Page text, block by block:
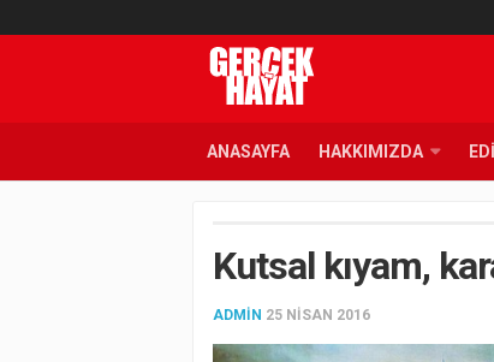
ANASAYFA HAKKIMIZDA
Kutsal kıyam,
ADMIN 25 NISAN 2016